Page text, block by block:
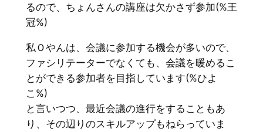
るので、ちょんさんの講座は欠かさず参加(%王
冠%)
私Ｏやんは、会議に参加する機会が多いので、
ファシリテーターでなくても、会議を暖めるこ
とができる参加者を目指しています(%ひよ
こ%)
と言いつつ、最近会議の進行をすることもあ
り、その辺りのスキルアップもねらっていま